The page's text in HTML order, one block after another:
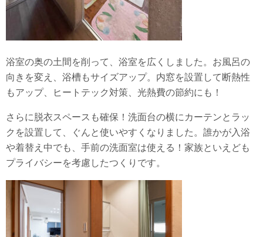
浴室の奥の土間を削って、浴室を広くしました。お風呂の
向きを変え、浴槽もサイズアップ。内窓を設置して断熱性
もアップ、ヒートテック対策、光熱費の節約にも！
さらに脱衣スペースも確保！洗面台の横にカーテンとラッ
クを設置して、ぐんと使いやすくなりました。誰かが入浴
や着替え中でも、手前の洗面室は使える！家族といえども
プライバシーを考慮したつくりです。